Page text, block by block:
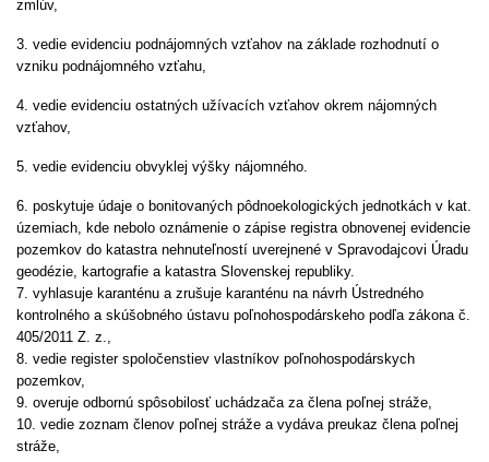
zmlúv,
3. vedie evidenciu podnájomných vzťahov na základe rozhodnutí o
vzniku podnájomného vzťahu,
4. vedie evidenciu ostatných užívacích vzťahov okrem nájomných
vzťahov,
5. vedie evidenciu obvyklej výšky nájomného.
6. poskytuje údaje o bonitovaných pôdnoekologických jednotkách v kat.
územiach, kde nebolo oznámenie o zápise registra obnovenej evidencie
pozemkov do katastra nehnuteľností uverejnené v Spravodajcovi Úradu
geodézie, kartografie a katastra Slovenskej republiky.
7. vyhlasuje karanténu a zrušuje karanténu na návrh Ústredného
kontrolného a skúšobného ústavu poľnohospodárskeho podľa zákona č.
405/2011 Z. z.,
8. vedie register spoločenstiev vlastníkov poľnohospodárskych
pozemkov,
9. overuje odbornú spôsobilosť uchádzača za člena poľnej stráže,
10. vedie zoznam členov poľnej stráže a vydáva preukaz člena poľnej
stráže,